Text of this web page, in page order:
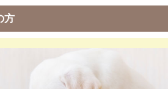
方